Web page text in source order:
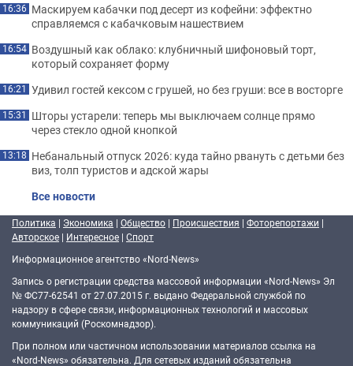
16:36 Маскируем кабачки под десерт из кофейни: эффектно
справляемся с кабачковым нашествием
16:54 Воздушный как облако: клубничный шифоновый торт,
который сохраняет форму
16:21 Удивил гостей кексом с грушей, но без груши: все в восторге
15:31 Шторы устарели: теперь мы выключаем солнце прямо
через стекло одной кнопкой
13:18 Небанальный отпуск 2026: куда тайно рвануть с детьми без
виз, толп туристов и адской жары
Все новости
Политика | Экономика | Общество | Происшествия | Фоторепортажи |
Авторское | Интересное | Спорт
Информационное агентство «Nord-News»
Запись о регистрации средства массовой информации «Nord-News» Эл
№ ФС77-62541 от 27.07.2015 г. выдано Федеральной службой по
надзору в сфере связи, информационных технологий и массовых
коммуникаций (Роскомнадзор).
При полном или частичном использовании материалов ссылка на
«Nord-News» обязательна. Для сетевых изданий обязательна